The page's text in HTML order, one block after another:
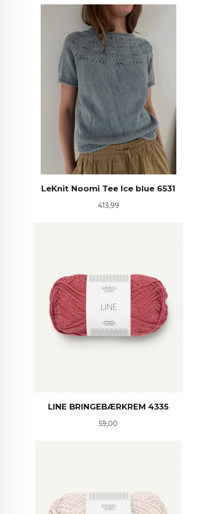
LeKnit Noomi Tee Ice blue 6531
Pris
413,99
LINE BRINGEBÆRKREM 4335
Pris
59,00